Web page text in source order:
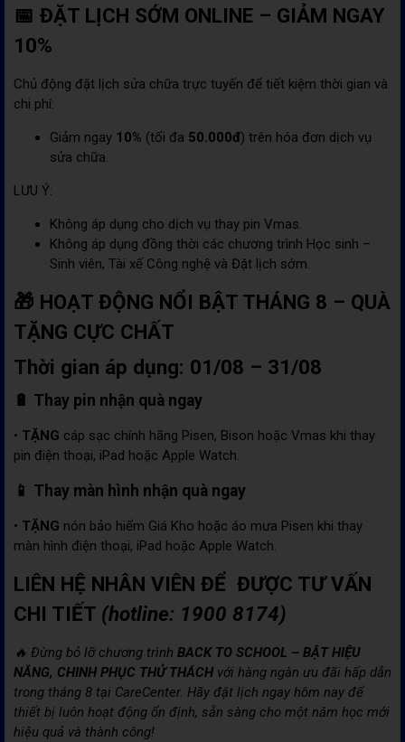
📅 ĐẶT LỊCH SỚM ONLINE – GIẢM NGAY
10%
Chủ động đặt lịch sửa chữa trực tuyến để tiết kiệm thời gian và
chi phí:
Giảm ngay 10% (tối đa 50.000đ) trên hóa đơn dịch vụ
sửa chữa.
LƯU Ý:
Không áp dụng cho dịch vụ thay pin Vmas.
Không áp dụng đồng thời các chương trình Học sinh –
Sinh viên, Tài xế Công nghệ và Đặt lịch sớm.
🎁 HOẠT ĐỘNG NỔI BẬT THÁNG 8 – QUÀ
TẶNG CỰC CHẤT
Thời gian áp dụng: 01/08 – 31/08
🔋 Thay pin nhận quà ngay
• TẶNG cáp sạc chính hãng Pisen, Bison hoặc Vmas khi thay
pin điện thoại, iPad hoặc Apple Watch.
📱 Thay màn hình nhận quà ngay
• TẶNG nón bảo hiểm Giá Kho hoặc áo mưa Pisen khi thay
màn hình điện thoại, iPad hoặc Apple Watch.
LIÊN HỆ NHÂN VIÊN ĐỂ ĐƯỢC TƯ VẤN
CHI TIẾT (hotline: 1900 8174)
🔥 Đừng bỏ lỡ chương trình BACK TO SCHOOL – BẬT HIỆU
NĂNG, CHINH PHỤC THỬ THÁCH với hàng ngàn ưu đãi hấp dẫn
trong tháng 8 tại CareCenter. Hãy đặt lịch ngay hôm nay để
thiết bị luôn hoạt động ổn định, sẵn sàng cho một năm học mới
hiệu quả và thành công!